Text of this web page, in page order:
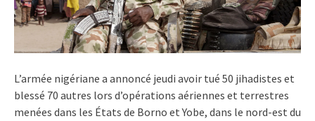
L’armée nigériane a annoncé jeudi avoir tué 50 jihadistes et
blessé 70 autres lors d’opérations aériennes et terrestres
menées dans les États de Borno et Yobe, dans le nord-est du